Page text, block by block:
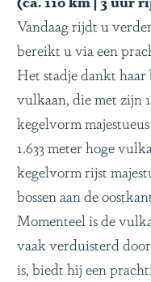
Vandaag rijdt u
bereikt u via een
Het stadje dankt
vulkaan, die met zijn
kegelvorm
1.633 meter hoge
kegelvorm rijst
bossen aan de
Momenteel is de
vaak verduisterd
is, biedt hij een